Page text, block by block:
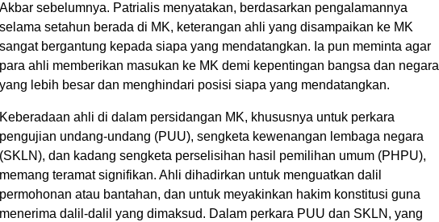
Akbar sebelumnya. Patrialis menyatakan, berdasarkan pengalamannya
selama setahun berada di MK, keterangan ahli yang disampaikan ke MK
sangat bergantung kepada siapa yang mendatangkan. Ia pun meminta agar
para ahli memberikan masukan ke MK demi kepentingan bangsa dan negara
yang lebih besar dan menghindari posisi siapa yang mendatangkan.
Keberadaan ahli di dalam persidangan MK, khususnya untuk perkara
pengujian undang-undang (PUU), sengketa kewenangan lembaga negara
(SKLN), dan kadang sengketa perselisihan hasil pemilihan umum (PHPU),
memang teramat signifikan. Ahli dihadirkan untuk menguatkan dalil
permohonan atau bantahan, dan untuk meyakinkan hakim konstitusi guna
menerima dalil-dalil yang dimaksud. Dalam perkara PUU dan SKLN, yang